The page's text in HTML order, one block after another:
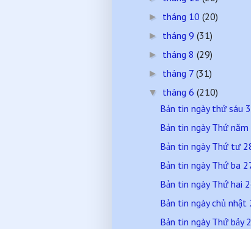
► tháng 10 (20)
► tháng 9 (31)
► tháng 8 (29)
► tháng 7 (31)
▼ tháng 6 (210)
Bản tin ngày thứ sáu
Bản tin ngày Thứ
Bản tin ngày Thứ tư
Bản tin ngày Thứ ba
Bản tin ngày Thứ hai
Bản tin ngày chủ
Bản tin ngày Thứ bảy